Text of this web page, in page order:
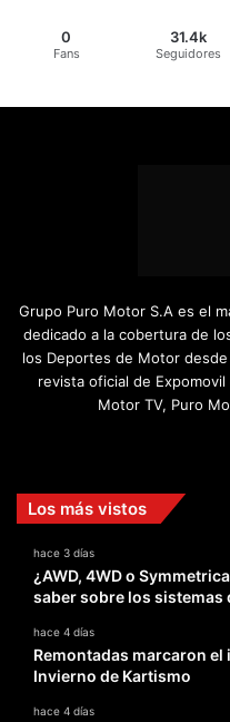
0
Fans
31.4k
Seguidores
Grupo Puro Motor S.A es el
dedicado a la cobertura de
los Deportes de Motor
revista oficial de
Motor TV, Puro
Los más vistos
hace 3 días
¿AWD, 4WD o
saber sobre los sistemas
hace 4 días
Remontadas marcaron
Invierno de Kartismo
hace 4 días